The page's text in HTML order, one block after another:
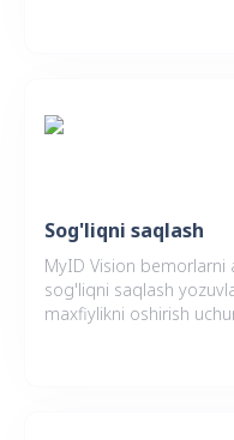
Sog'liqni saqlash
MyID Vision bemorlarni
sog'liqni saqlash
maxfiylikni oshirish